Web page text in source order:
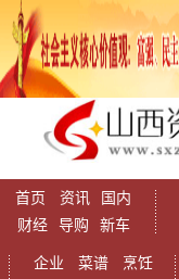
首页 资讯
国内
财经
导购 新车
企业 菜谱
烹饪